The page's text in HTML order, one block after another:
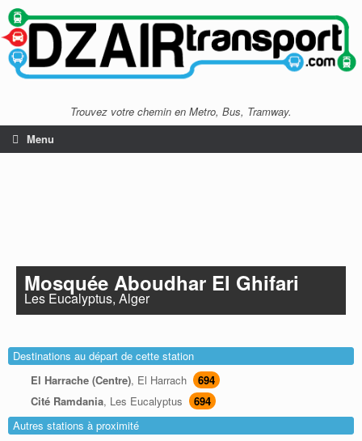
Trouvez votre chemin en Metro, Bus, Tramway.
Menu
Mosquée Aboudhar El Ghifari
Les Eucalyptus, Alger
Destinations au départ de cette station
El Harrache (Centre), El Harrach
694
Cité Ramdania, Les Eucalyptus
694
Autres stations à proximité